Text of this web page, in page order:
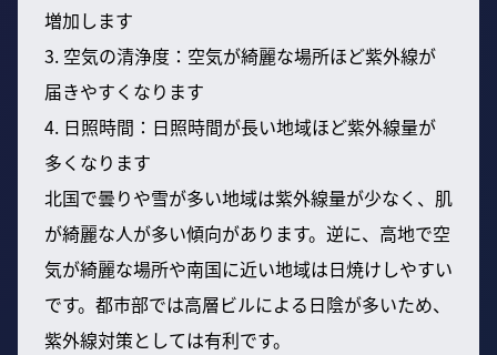
増加します
3. 空気の清浄度：空気が綺麗な場所ほど紫外線が
届きやすくなります
4. 日照時間：日照時間が長い地域ほど紫外線量が
多くなります
北国で曇りや雪が多い地域は紫外線量が少なく、肌
が綺麗な人が多い傾向があります。逆に、高地で空
気が綺麗な場所や南国に近い地域は日焼けしやすい
です。都市部では高層ビルによる日陰が多いため、
紫外線対策としては有利です。